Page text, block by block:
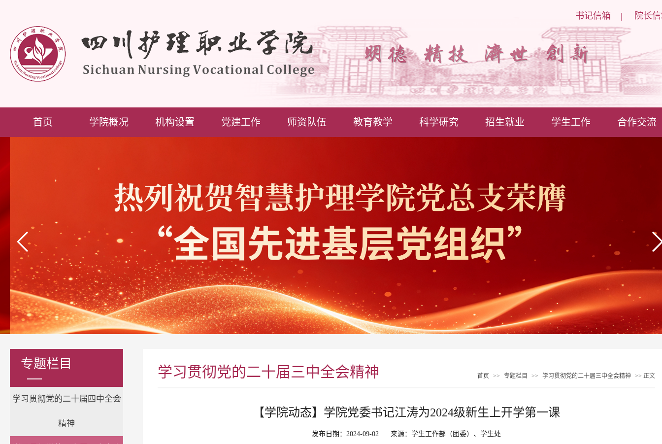
书记信箱 | 院长
首页 学院概况 机构设置 党建工作 师资队伍 教育教学 科学研究 招生就业 学生工作 合作交流
专题栏目
学习贯彻党的二十届四中全会
精神
首页 >> 专题栏目 >> 学习贯彻党的二十届三中全会精神 >> 正文
学习贯彻党的二十届三中全会精神
【学院动态】学院党委书记江涛为2024级新生上开学第一课
发布日期：2024-09-02 来源：学生工作部（团委）、学生处